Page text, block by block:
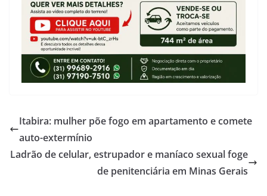
Itabira: mulher põe fogo em apartamento e comete
auto-extermínio
Ladrão de celular, estrupador e maníaco sexual foge
de penitenciária em Minas Gerais